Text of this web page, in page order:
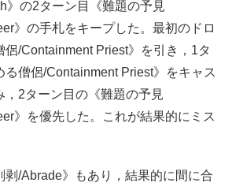
》の2ターン目《難題の予見
》の手札をキープした。最初のドロ
侶/Containment Priest》を引き，1タ
る僧侶/Containment Priest》をキャス
，2ターン目の《難題の予見
》を優先した。これが結果的にミス
剥/Abrade》もあり，結果的に間に合